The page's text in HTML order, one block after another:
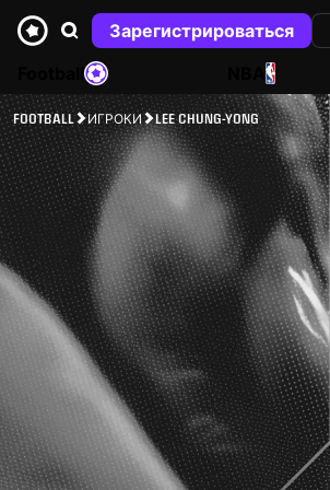
Зарегистрироваться
NBA
FOOTBALL ИГРОКИ LEE CHUNG-YONG